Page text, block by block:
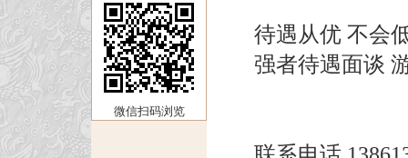
微信扫码浏览
待遇从优 不会
强者待遇面谈